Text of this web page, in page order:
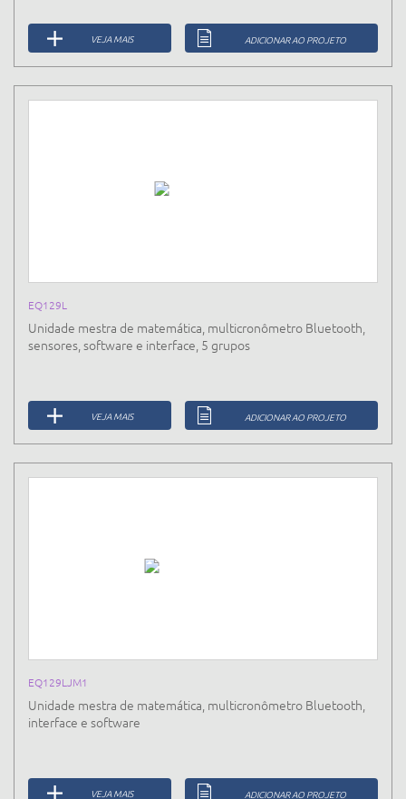
VEJA MAIS ADICIONAR AO PROJETO
EQ129L
Unidade mestra de matemática, multicronômetro Bluetooth,
sensores, software e interface, 5 grupos
VEJA MAIS ADICIONAR AO PROJETO
EQ129LJM1
Unidade mestra de matemática, multicronômetro Bluetooth,
interface e software
VEJA MAIS ADICIONAR AO PROJETO